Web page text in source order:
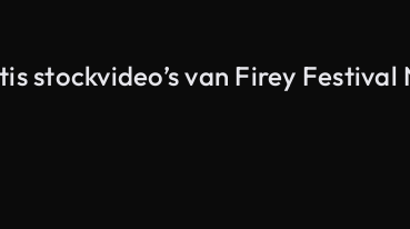
stockvideo’s van Firey